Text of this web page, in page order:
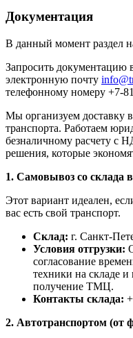
Документация
В данный момент раздел
Запросить документацию
электронную почту
телефонному номеру +7-
Мы организуем доставку
транспорта. Работаем
безналичному расчету с
решения, которые
1. Самовывоз со склада
Этот вариант идеален,
вас есть свой транспорт.
Склад: г. Санкт-
Условия отгрузки:
согласование
техники на складе
получение ТМЦ.
Контакты склада:
2. Автотранспортом (от